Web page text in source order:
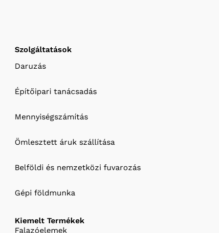
Szolgáltatások
Daruzás
Építőipari tanácsadás
Mennyiségszámítás
Ömlesztett áruk szállítása
Belföldi és nemzetközi fuvarozás
Gépi földmunka
Kiemelt Termékek
Falazóelemek